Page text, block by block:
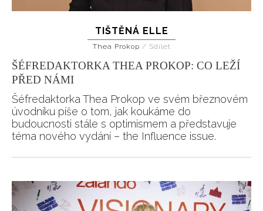
TIŠTĚNÁ ELLE
Thea Prokop / Sdílet
ŠÉFREDAKTORKA THEA PROKOP: CO LEŽÍ
PŘED NÁMI
Šéfredaktorka Thea Prokop ve svém březnovém
úvodníku píše o tom, jak koukáme do
budoucnosti stále s optimismem a představuje
téma nového vydání – the Influence issue.